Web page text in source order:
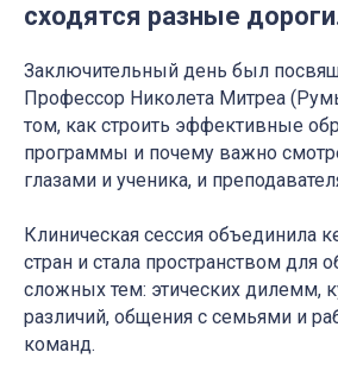
сходятся разные
Заключительный день был
Профессор Николета Митреа
том, как строить эффективные
программы и почему важно
глазами и ученика, и
Клиническая сессия объединила
стран и стала пространством для
сложных тем: этических дилемм,
различий, общения с семьями и
команд.